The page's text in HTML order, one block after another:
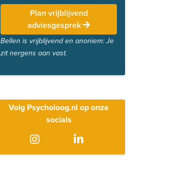
Plan vrijblijvend
adviesgesprek
Bellen is vrijblijvend en anoniem: Je
zit nergens aan vast.
Volg Psycholoog.nl op onze
socials